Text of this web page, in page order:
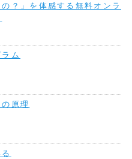
の？」を体感する無料オンラ
ム
原理